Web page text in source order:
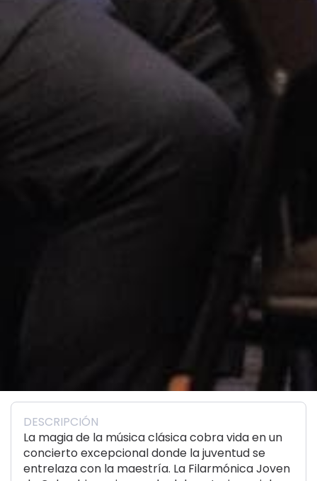
DESCRIPCIÓN
La magia de la música clásica cobra vida en un
concierto excepcional donde la juventud se
entrelaza con la maestría. La Filarmónica Joven